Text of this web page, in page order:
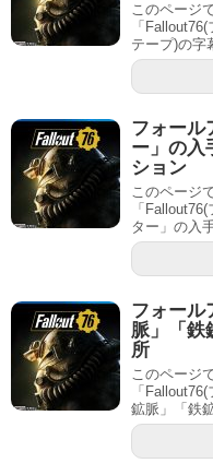
このページ
「
テープ)の字
フォール
ー」の入
ション
このページ
「
ター」の入
フォール
脈」「鉄
所
このページ
「
鉱脈」「鉄